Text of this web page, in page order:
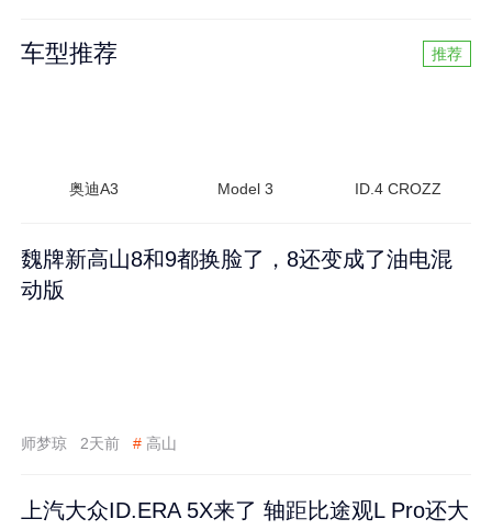
车型推荐 推荐
奥迪A3 Model 3 ID.4 CROZZ
魏牌新高山8和9都换脸了，8还变成了油电混
动版
师梦琼 2天前 # 高山
上汽大众ID.ERA 5X来了 轴距比途观L Pro还大